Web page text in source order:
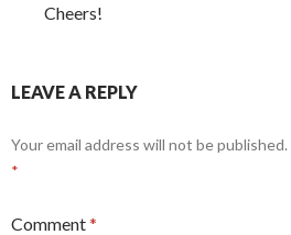
Cheers!
LEAVE A REPLY
Your email address will not be published.
*
Comment*